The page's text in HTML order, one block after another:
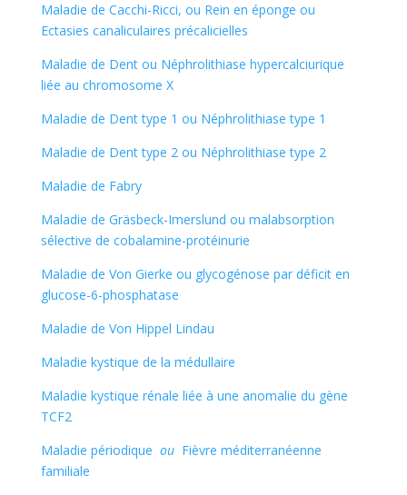
Maladie de Cacchi-Ricci, ou Rein en éponge ou
Ectasies canaliculaires précalicielles
Maladie de Dent ou Néphrolithiase hypercalciurique
liée au chromosome X
Maladie de Dent type 1 ou Néphrolithiase type 1
Maladie de Dent type 2 ou Néphrolithiase type 2
Maladie de Fabry
Maladie de Gräsbeck-Imerslund ou malabsorption
sélective de cobalamine-protéinurie
Maladie de Von Gierke ou glycogénose par déficit en
glucose-6-phosphatase
Maladie de Von Hippel Lindau
Maladie kystique de la médullaire
Maladie kystique rénale liée à une anomalie du gène
TCF2
Maladie périodique ouFièvre méditerranéenne
familiale